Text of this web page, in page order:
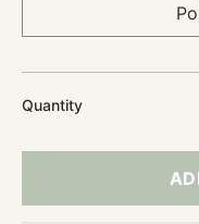
Quantity